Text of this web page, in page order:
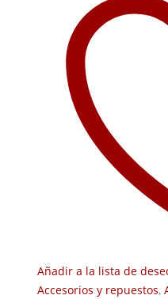
Añadir a la lista de
Accesorios y repuestos,